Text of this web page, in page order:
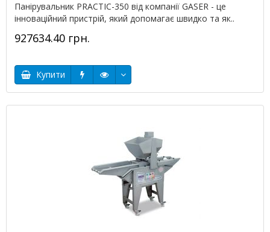
Панірувальник PRACTIC-350 від компанії GASER - це
інноваційний пристрій, який допомагає швидко та як..
927634.40 грн.
Купити